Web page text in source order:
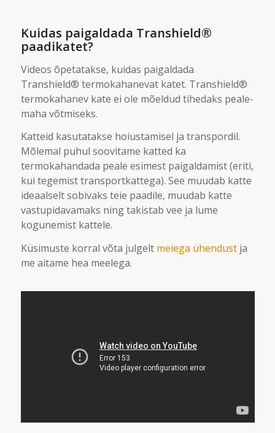
Kuidas paigaldada Transhield®
paadikatet?
Videos õpetatakse, kuidas paigaldada
Transhield® termokahanevat katet. Transhield®
termokahanev kate ei ole mõeldud tihedaks peale-
maha võtmiseks.
Katteid kasutatakse hoiustamisel ja transpordil.
Mõlemal puhul soovitame katted ka
termokahandada peale esimest paigaldamist (eriti,
kui tegemist transportkattega). See muudab katte
ideaalselt sobivaks teie paadile, muudab katte
vastupidavamaks ning takistab vee ja lume
kogunemist kattele.
Küsimuste korral võta julgelt meiega ühendustja
me aitame hea meelega.